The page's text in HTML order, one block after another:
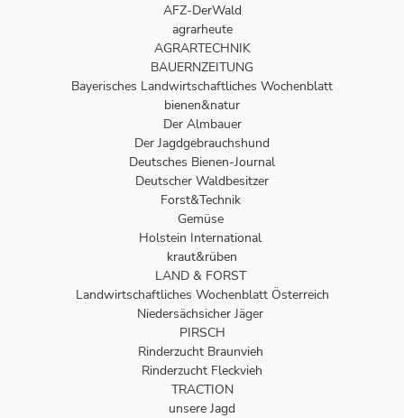
AFZ-DerWald
agrarheute
AGRARTECHNIK
BAUERNZEITUNG
Bayerisches Landwirtschaftliches Wochenblatt
bienen&natur
Der Almbauer
Der Jagdgebrauchshund
Deutsches Bienen-Journal
Deutscher Waldbesitzer
Forst&Technik
Gemüse
Holstein International
kraut&rüben
LAND & FORST
Landwirtschaftliches Wochenblatt Österreich
Niedersächsicher Jäger
PIRSCH
Rinderzucht Braunvieh
Rinderzucht Fleckvieh
TRACTION
unsere Jagd